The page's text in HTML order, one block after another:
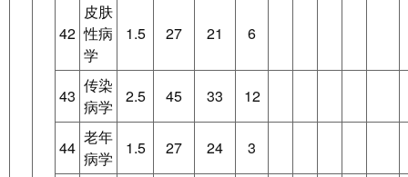
42
皮肤
性病
学
1.5 27 21 6
43
传染
病学
2.5 45 33 12
44
老年
病学
1.5 27 24 3